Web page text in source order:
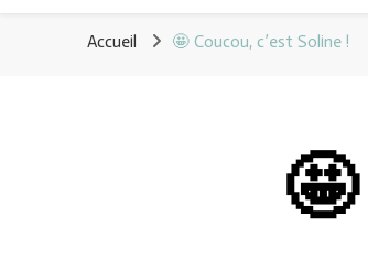
Accueil 🤩 Coucou, c’est Soline !